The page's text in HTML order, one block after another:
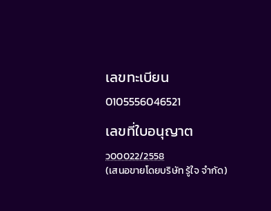
เลขทะเบียน
0105556046521
เลขที่ใบอนุญาต
ว00022/2558
(เสนอขายโดยบริษัท รู้ใจ จำกัด)